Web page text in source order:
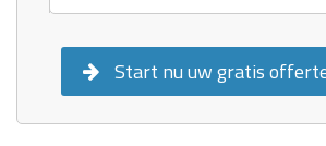
Start nu uw gratis